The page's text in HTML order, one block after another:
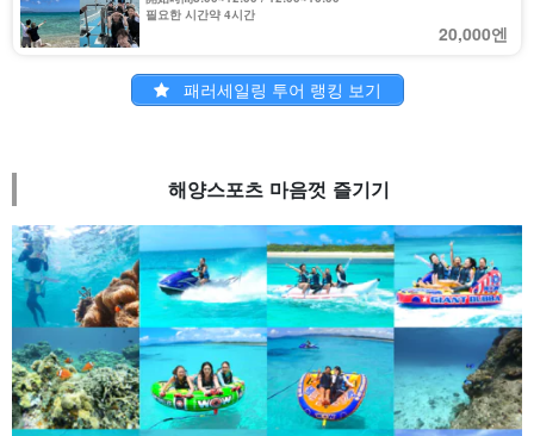
필요한 시간약 4시간
20,000엔
패러세일링 투어 랭킹 보기
해양스포츠 마음껏 즐기기